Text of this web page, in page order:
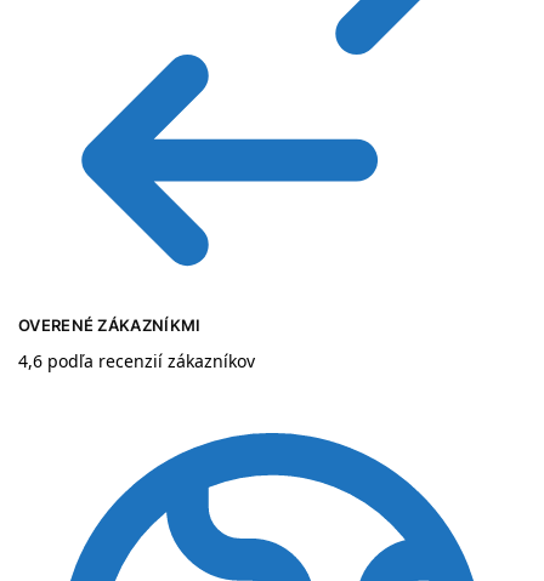
OVERENÉ ZÁKAZNÍKMI
4,6 podľa recenzií zákazníkov